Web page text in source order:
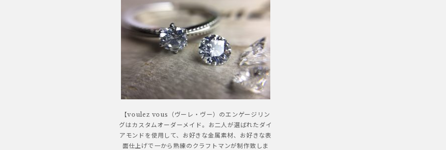
【voulez vous（ヴーレ・ヴー）のエンゲージリン
グはカスタムオーダーメイド。お二人が選ばれたダイ
アモンドを使用して、お好きな金属素材、お好きな表
面仕上げで一から熟練のクラフトマンが制作致しま